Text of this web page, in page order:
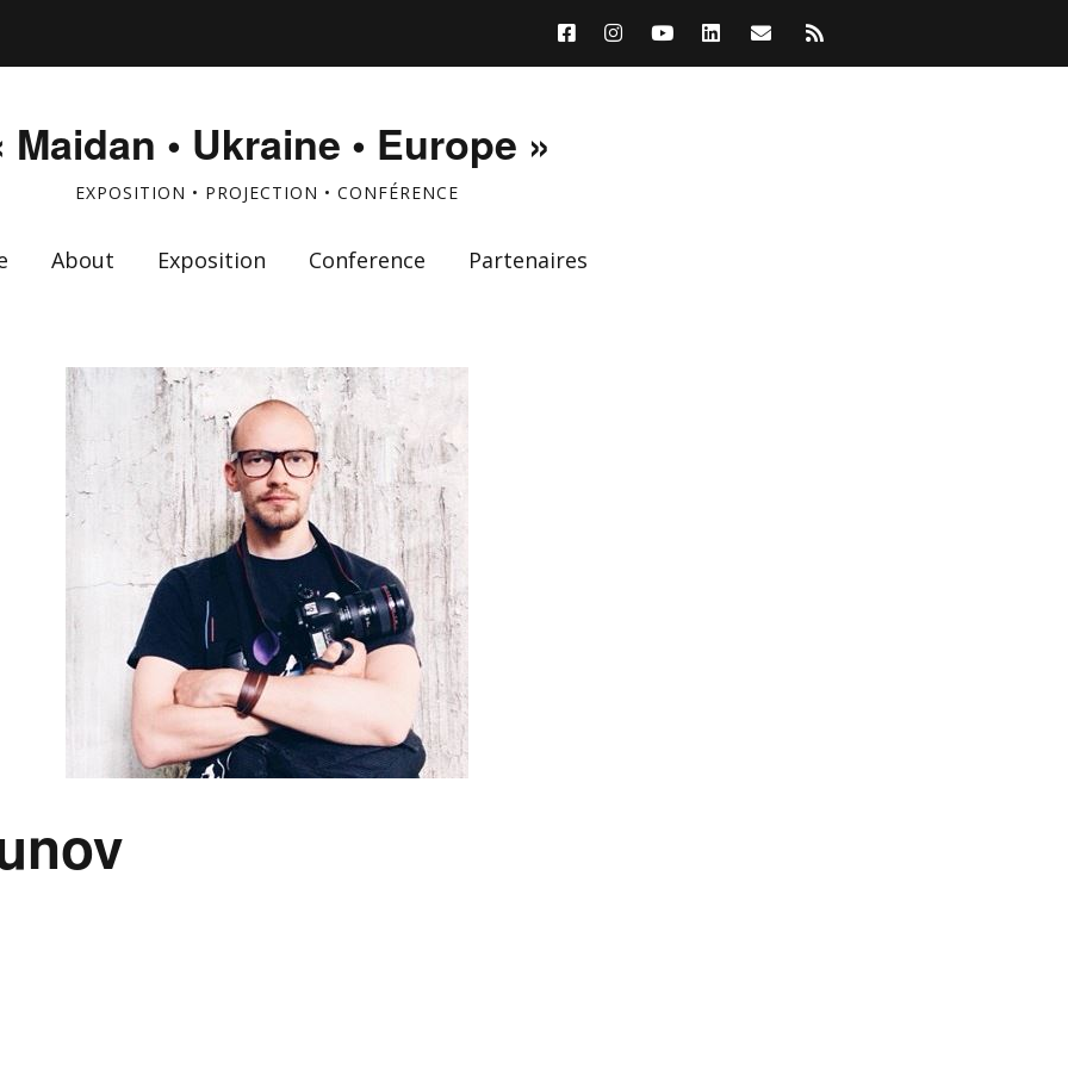
Maidan • Ukraine • Europe »
EXPOSITION • PROJECTION • CONFÉRENCE
About Exposition Conference Partenaires